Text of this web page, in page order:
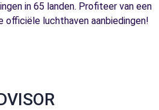
in 65 landen. Profiteer van een
luchthaven aanbiedingen!